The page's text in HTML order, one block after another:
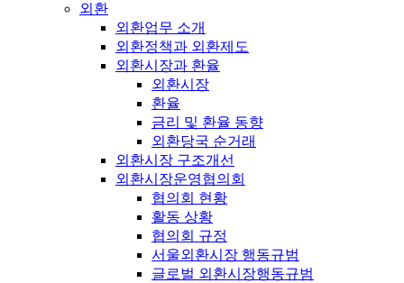
외환
외환업무 소개
외환정책과 외환제도
외환시장과 환율
외환시장
환율
금리 및 환율 동향
외환당국 순거래
외환시장 구조개선
외환시장운영협의회
협의회 현황
활동 상황
협의회 규정
서울외환시장 행동규범
글로벌 외환시장행동규범